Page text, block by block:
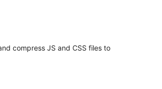
compress JS and CSS files to